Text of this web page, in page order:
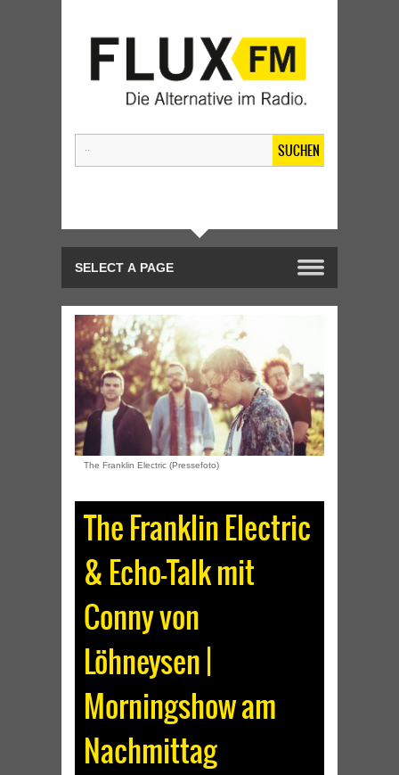
SUCHEN
The Franklin Electric (Pressefoto)
The Franklin Electric
& Echo-Talk mit
Conny von
Löhneysen |
Morningshow am
Nachmittag